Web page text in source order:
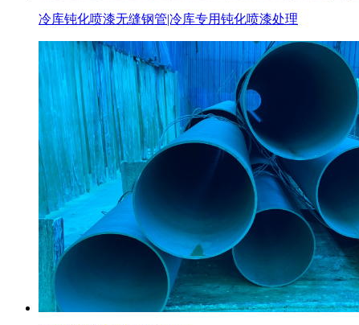
冷库钝化喷漆无缝钢管|冷库专用钝化喷漆处理